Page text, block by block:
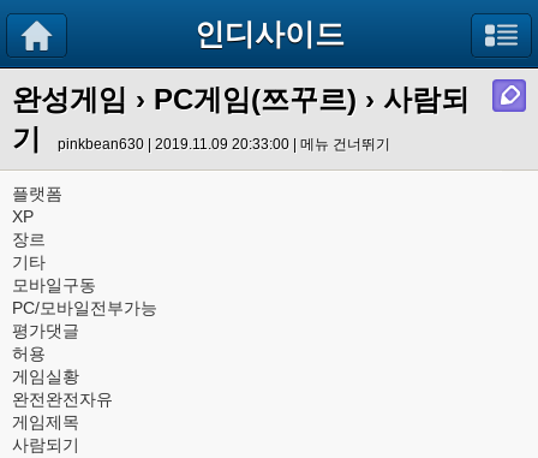
인디사이드
완성게임 › PC게임(쯔꾸르) › 사람되
기
pinkbean630 | 2019.11.09 20:33:00 | 메뉴 건너뛰기
플랫폼
XP
장르
기타
모바일구동
PC/모바일전부가능
평가댓글
허용
게임실황
완전완전자유
게임제목
사람되기